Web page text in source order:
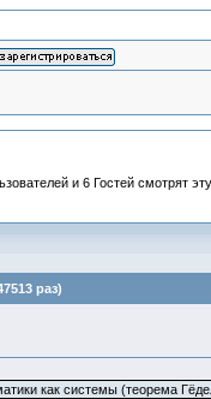
и 6 Гостей смотрят
раз)
как системы (теорема